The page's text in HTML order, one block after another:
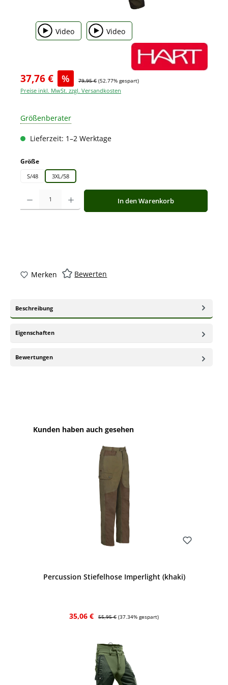
Video Video
37,76 € % 79,95 € (52.77% gespart)
Preise inkl. MwSt. zzgl. Versandkosten
Größenberater
Lieferzeit: 1–2 Werktage
Größeauswählen
S/48 3XL/58
Produkt Anzahl: Gib den gewünschten Wert ein oder benutze die
In den Warenkorb
Merken Bewerten
Beschreibung
Eigenschaften
Bewertungen
Produktgalerie überspringen
Kunden haben auch gesehen
Percussion Stiefelhose Imperlight (khaki)
Verkaufspreis:
35,06 € Regulärer Preis:
55,95 € (37.34% gespart)